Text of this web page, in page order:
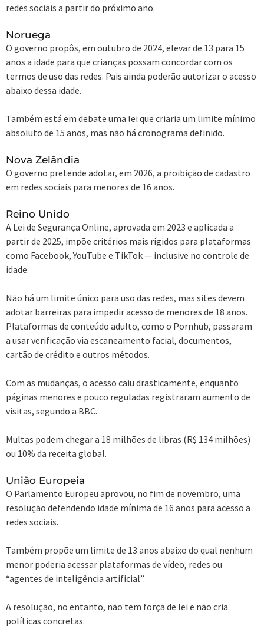
redes sociais a partir do próximo ano.
Noruega
O governo propôs, em outubro de 2024, elevar de 13 para 15
anos a idade para que crianças possam concordar com os
termos de uso das redes. Pais ainda poderão autorizar o acesso
abaixo dessa idade.
Também está em debate uma lei que criaria um limite mínimo
absoluto de 15 anos, mas não há cronograma definido.
Nova Zelândia
O governo pretende adotar, em 2026, a proibição de cadastro
em redes sociais para menores de 16 anos.
Reino Unido
A Lei de Segurança Online, aprovada em 2023 e aplicada a
partir de 2025, impõe critérios mais rígidos para plataformas
como Facebook, YouTube e TikTok — inclusive no controle de
idade.
Não há um limite único para uso das redes, mas sites devem
adotar barreiras para impedir acesso de menores de 18 anos.
Plataformas de conteúdo adulto, como o Pornhub, passaram
a usar verificação via escaneamento facial, documentos,
cartão de crédito e outros métodos.
Com as mudanças, o acesso caiu drasticamente, enquanto
páginas menores e pouco reguladas registraram aumento de
visitas, segundo a BBC.
Multas podem chegar a 18 milhões de libras (R$ 134 milhões)
ou 10% da receita global.
União Europeia
O Parlamento Europeu aprovou, no fim de novembro, uma
resolução defendendo idade mínima de 16 anos para acesso a
redes sociais.
Também propõe um limite de 13 anos abaixo do qual nenhum
menor poderia acessar plataformas de vídeo, redes ou
“agentes de inteligência artificial”.
A resolução, no entanto, não tem força de lei e não cria
políticas concretas.